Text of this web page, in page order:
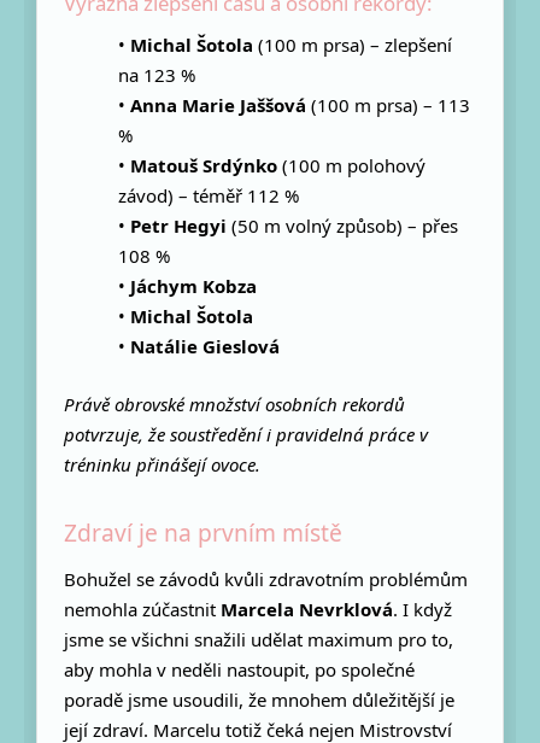
• Michal Šotola (100 m prsa) – zlepšení
na 123 %
•Anna Marie Jaššová (100 m prsa) – 113
%
• Matouš Srdýnko (100 m polohový
závod) – téměř 112 %
• Petr Hegyi (50 m volný způsob) – přes
108 %
• Jáchym Kobza
• Michal Šotola
• Natálie Gieslová
Právě obrovské množství osobních rekordů
potvrzuje, že soustředění i pravidelná práce v
tréninku přinášejí ovoce.
Zdraví je na prvním místě
Bohužel se závodů kvůli zdravotním problémům
nemohla zúčastnit Marcela Nevrklová. I když
jsme se všichni snažili udělat maximum pro to,
aby mohla v neděli nastoupit, po společné
poradě jsme usoudili, že mnohem důležitější je
její zdraví. Marcelu totiž čeká nejen Mistrovství